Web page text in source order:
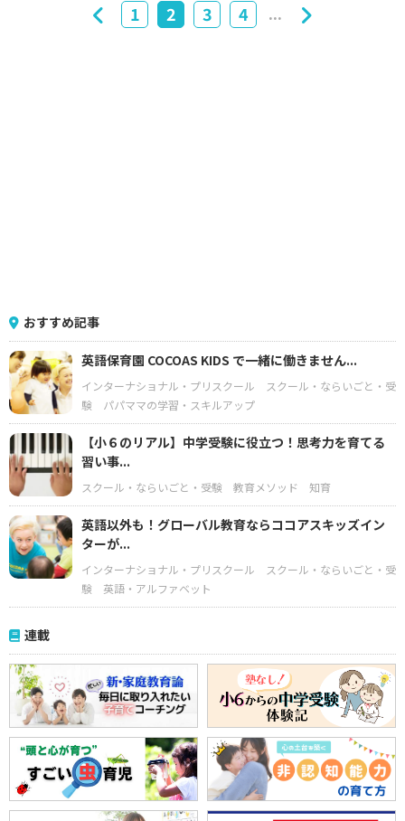
1 2 3 4 ...
おすすめ記事
英語保育園 COCOAS KIDS で一緒に働きません...
インターナショナル・プリスクール
スクール・ならいごと・受
験
パパママの学習・スキルアップ
【小６のリアル】中学受験に役立つ！思考力を育てる
習い事...
スクール・ならいごと・受験 教育メソッド 知育
英語以外も！グローバル教育ならココアスキッズイン
ターが...
インターナショナル・プリスクール
スクール・ならいごと・受
験
英語・アルファベット
連載